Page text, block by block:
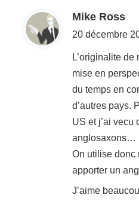
Mike Ross
i
20 décembre
L’originalite
mise en
du temps en
d’autres pays.
US et j’ai vecu
anglosaxons…
On utilise donc
apporter un
J’aime